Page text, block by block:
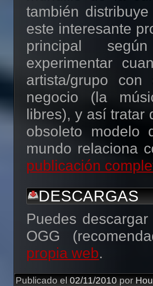
también
este interesante
principal
experimentar
artista/grupo
negocio (la
libres), y así tratar
obsoleto modelo
mundo relaciona
publicación
DESCARGAS
Puedes
OGG
propia web.
Publicado el 02/11/2010 por